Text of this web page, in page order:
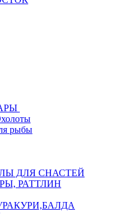
рыбы
ДЛЯ СНАСТЕЙ
РАТТЛИН